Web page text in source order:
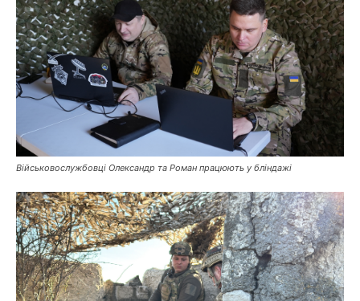
Військовослужбовці Олександр та Роман працюють у бліндажі